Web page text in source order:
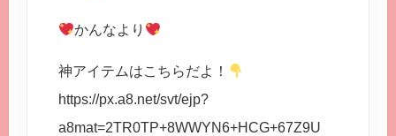
かんなより
神アイテムはこちらだよ！
https://px.a8.net/svt/ejp?
a8mat=2TR0TP+8WWYN6+HCG+67Z9U